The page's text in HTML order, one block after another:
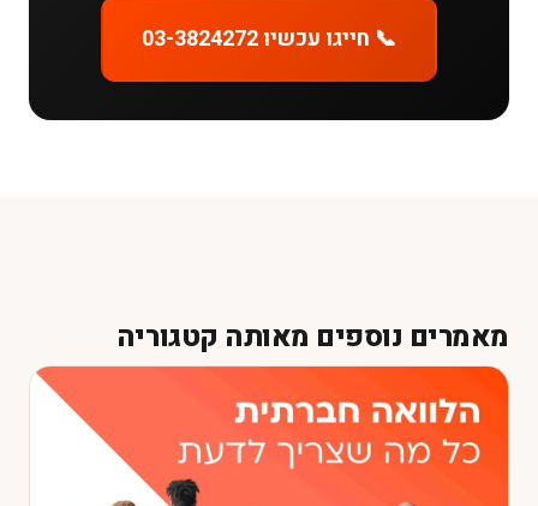
📞 חייגו עכשיו 03-3824272
מאמרים נוספים מאותה קטגוריה